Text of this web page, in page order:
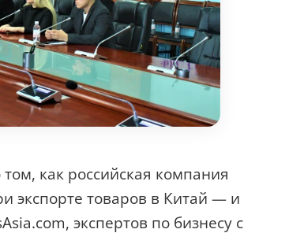
как российская компания
экспорте товаров в Китай — и
экспертов по бизнесу с